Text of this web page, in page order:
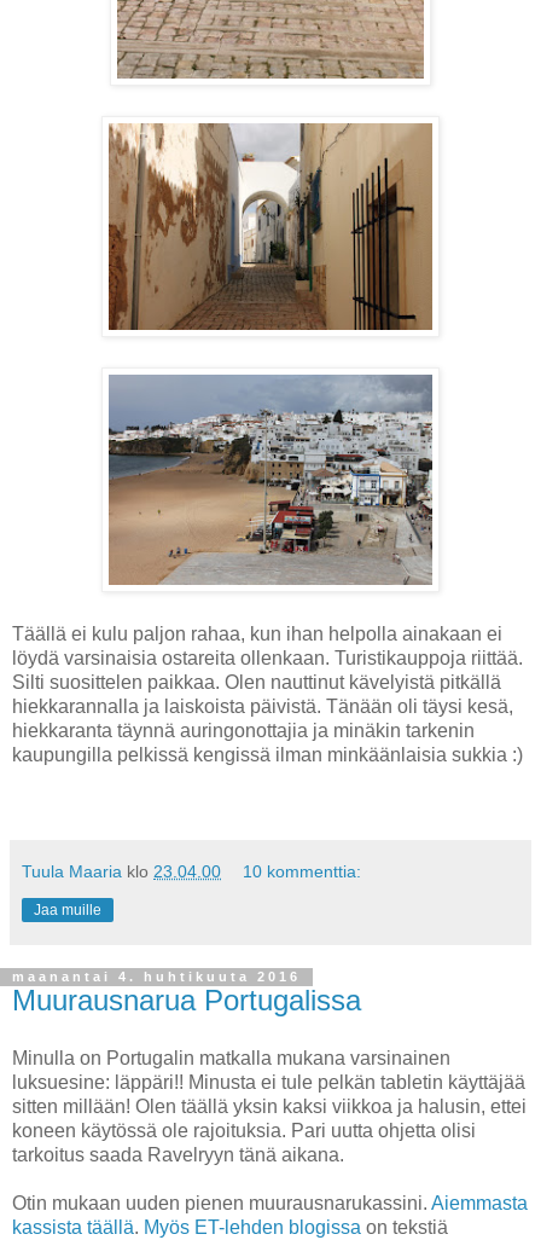
Täällä ei kulu paljon rahaa, kun ihan helpolla ainakaan ei
löydä varsinaisia ostareita ollenkaan. Turistikauppoja riittää.
Silti suosittelen paikkaa. Olen nauttinut kävelyistä pitkällä
hiekkarannalla ja laiskoista päivistä. Tänään oli täysi kesä,
hiekkaranta täynnä auringonottajia ja minäkin tarkenin
kaupungilla pelkissä kengissä ilman minkäänlaisia sukkia :)
Tuula Maaria klo 23.04.00 10 kommenttia:
Jaa muille
maanantai 4. huhtikuuta 2016
Muurausnarua Portugalissa
Minulla on Portugalin matkalla mukana varsinainen
luksuesine: läppäri!! Minusta ei tule pelkän tabletin käyttäjää
sitten millään! Olen täällä yksin kaksi viikkoa ja halusin, ettei
koneen käytössä ole rajoituksia. Pari uutta ohjetta olisi
tarkoitus saada Ravelryyn tänä aikana.
Otin mukaan uuden pienen muurausnarukassini. Aiemmasta
kassista täällä. Myös ET-lehden blogissa on tekstiä